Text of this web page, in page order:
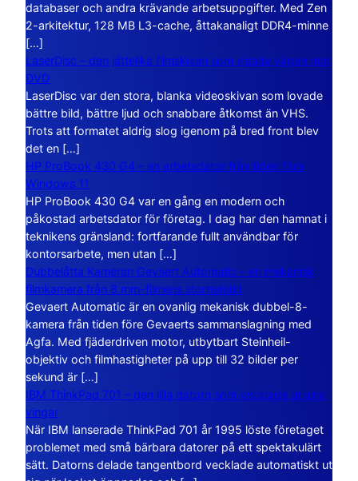
databaser och andra krävande arbetsuppgifter. Med Zen
2-arkitektur, 128 MB L3-cache, åttakanaligt DDR4-minne
[…]
LaserDisc – den jättelika filmskivan som visade vägen mot
DVD
LaserDisc var den stora, blanka videoskivan som lovade
bättre bild, bättre ljud och snabbare åtkomst än VHS.
Trots att formatet aldrig slog igenom på bred front blev
det en […]
HP ProBook 430 G4 – en arbetsdator från tiden före
Windows 11
HP ProBook 430 G4 var en gång en modern och
påkostad arbetsdator för företag. I dag har den hamnat i
teknikens gränsland: fortfarande fullt användbar för
kontorsarbete, men utan […]
Dubbelåtta Kameran Gevaert Automatic – en mekanisk
filmkamera från 8 mm-filmens storhetstid
Gevaert Automatic är en ovanlig mekanisk dubbel-8-
kamera från tiden före Gevaerts sammanslagning med
Agfa. Med fjäderdriven motor, utbytbart Steinheil-
objektiv och filmhastigheter på upp till 32 bilder per
sekund är […]
IBM ThinkPad 701 – den lilla datorn som vecklade ut sina
vingar
När IBM lanserade ThinkPad 701 år 1995 löste företaget
problemet med små bärbara datorer på ett spektakulärt
sätt. Datorns delade tangentbord vecklade automatiskt ut